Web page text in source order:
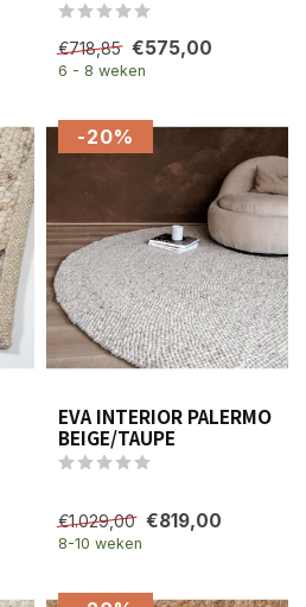
€718,85 €575,00
6 - 8 weken
-20%
EVA INTERIOR PALERMO
BEIGE/TAUPE
€1.029,00 €819,00
8-10 weken